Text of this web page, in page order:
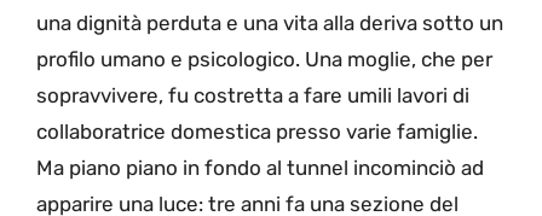
una dignità perduta e una vita alla deriva sotto un
profilo umano e psicologico. Una moglie, che per
sopravvivere, fu costretta a fare umili lavori di
collaboratrice domestica presso varie famiglie.
Ma piano piano in fondo al tunnel incominciò ad
apparire una luce: tre anni fa una sezione del